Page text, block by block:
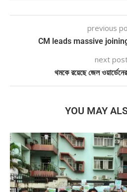
previous
CM leads massive
next
থমকে রয়েছে জেল
YOU MAY